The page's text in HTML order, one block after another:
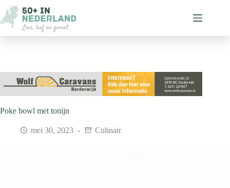
naar
de
inhoud
Poke bowl met tonijn
mei 30, 2023 Culinair